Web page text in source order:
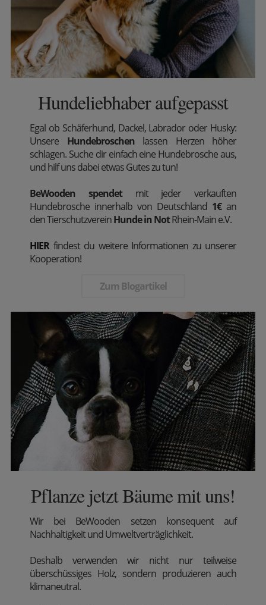
Hundeliebhaber aufgepasst
Egal ob Schäferhund, Dackel, Labrador oder Husky:
Unsere Hundebroschenlassen Herzen höher
schlagen. Suche dir einfach eine Hundebrosche aus,
und hilf uns dabei etwas Gutes zu tun!
BeWooden spendetmit jeder verkauften
Hundebrosche innerhalb von Deutschland 1€an
den TierschutzvereinHunde in NotRhein-Main e.V.
HIERfindest du weitere Informationen zu unserer
Kooperation!
Zum Blogartikel
Pflanze jetzt Bäume mit uns!
Wir bei BeWooden setzen konsequent auf
Nachhaltigkeit und Umweltverträglichkeit.
Deshalb verwenden wir nicht nur teilweise
überschüssiges Holz, sondern produzieren auch
klimaneutral.